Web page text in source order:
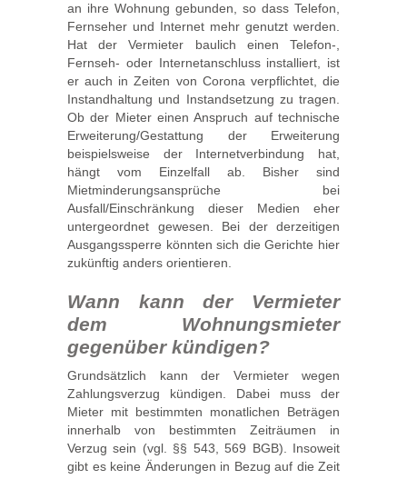
an ihre Wohnung gebunden, so dass Telefon,
Fernseher und Internet mehr genutzt werden.
Hat der Vermieter baulich einen Telefon-,
Fernseh- oder Internetanschluss installiert, ist
er auch in Zeiten von Corona verpflichtet, die
Instandhaltung und Instandsetzung zu tragen.
Ob der Mieter einen Anspruch auf technische
Erweiterung/Gestattung der Erweiterung
beispielsweise der Internetverbindung hat,
hängt vom Einzelfall ab. Bisher sind
Mietminderungsansprüche bei
Ausfall/Einschränkung dieser Medien eher
untergeordnet gewesen. Bei der derzeitigen
Ausgangssperre könnten sich die Gerichte hier
zukünftig anders orientieren.
Wann kann der Vermieter
dem Wohnungsmieter
gegenüber kündigen?
Grundsätzlich kann der Vermieter wegen
Zahlungsverzug kündigen. Dabei muss der
Mieter mit bestimmten monatlichen Beträgen
innerhalb von bestimmten Zeiträumen in
Verzug sein (vgl. §§ 543, 569 BGB). Insoweit
gibt es keine Änderungen in Bezug auf die Zeit